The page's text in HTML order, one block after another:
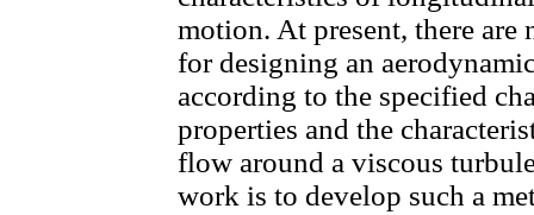
motion. At present, there
for designing an
according to the specified
properties and the
flow around a viscous
work is to develop such a